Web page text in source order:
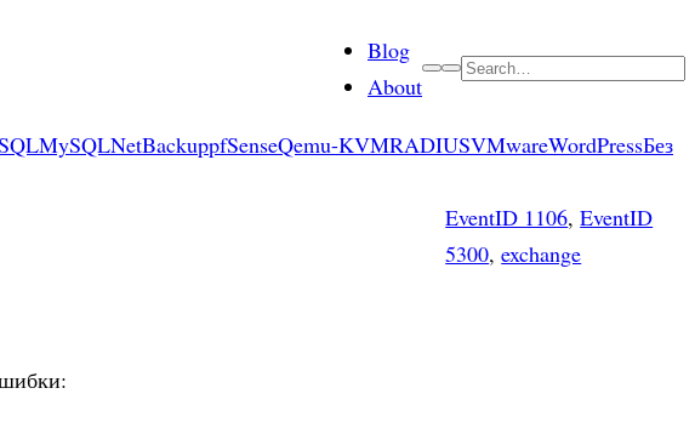
Blog
About
Search
MySQLNetBackuppfSenseQemu-KVMRADIUSVMwareWordPressБез
EventID 1106, EventID
5300, exchange